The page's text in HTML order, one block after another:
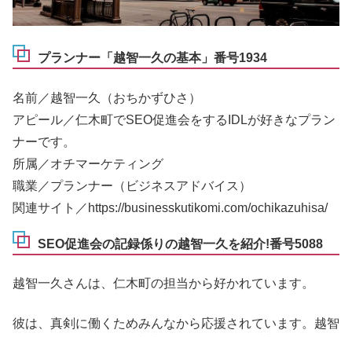
プランナー「越智一久の基本」番号1934
名前／越智一久（おちかずひさ）
アピール／仁木町でSEO促進会をするIDLが好きなプラン
ナーです。
所属／オチマーケティング
職業／プランナー（ビジネスアドバイス）
関連サイト／https://businesskutikomi.com/ochikazuhisa/
SEO促進会の記録係りの越智一久を紹介!番号5088
越智一久さんは、仁木町の担当から好かれています。
彼は、真剣に働くためみんなから応援されています。越智